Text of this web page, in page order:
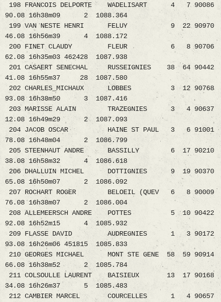
198 FRANCOIS DELPORTE WADELISART 4 7 90086
90.08 16h38m09 2 1088.364
199 VAN NESTE HENRI FELUY 9 22 90970
46.08 16h56m39 4 1088.172
200 FINET CLAUDY FLEUR 6 8 90706
62.08 16h35m03 462428 1087.938
201 CASAERT SENECHAL RUSSEIGNIES 38 64 90442
41.08 16h55m37 28 1087.580
202 CHARLES_MICHAUX LOBBES 3 12 90768
93.08 16h38m50 3 1087.416
203 MARISSE ALAIN TRAZEGNIES 3 4 90637
12.08 16h49m29 2 1087.093
204 JACOB OSCAR HAINE ST PAUL 3 6 91001
78.08 16h48m04 2 1086.799
205 STEENHAUT ANDRE BASSILLY 6 17 90210
38.08 16h58m32 4 1086.618
206 DHALLUIN MICHEL DOTTIGNIES 9 19 90370
65.08 16h50m07 2 1086.092
207 ROCHART ROGER BELOEIL (QUEV 6 8 90009
76.08 16h38m07 2 1086.004
208 ALLEMEERSCH ANDRE POTTES 5 10 90422
92.08 16h52m15 4 1085.932
209 FLASSE DAVID AUDREGNIES 1 3 90172
93.08 16h26m06 451815 1085.833
210 GEORGES MICHAEL MONT STE GENE 58 59 90914
66.08 16h38m52 2 1085.784
211 COLSOULLE LAURENT BAISIEUX 13 17 90168
34.08 16h26m37 5 1085.483
212 CAMBIER MARCEL COURCELLES 1 4 90657